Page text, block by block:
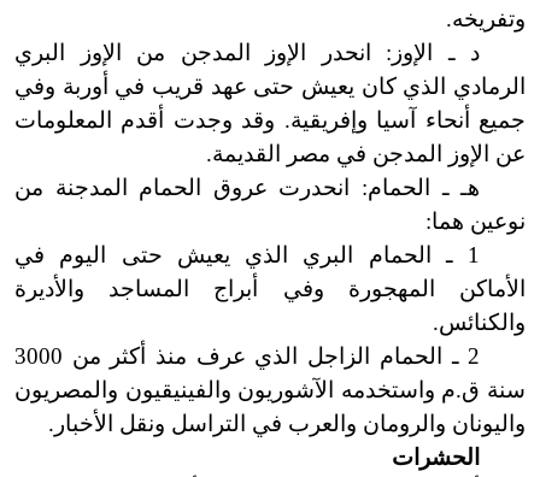
وتفريخه.
د ـ الإوز: انحدر الإوز المدجن من الإوز البري
الرمادي الذي كان يعيش حتى عهد قريب في أوربة وفي
جميع أنحاء آسيا وإفريقية. وقد وجدت أقدم المعلومات
عن الإوز المدجن في مصر القديمة.
هـ ـ الحمام: انحدرت عروق الحمام المدجنة من
نوعين هما:
1 ـ الحمام البري الذي يعيش حتى اليوم في
الأماكن المهجورة وفي أبراج المساجد والأديرة
والكنائس.
2 ـ الحمام الزاجل الذي عرف منذ أكثر من 3000
سنة ق.م واستخدمه الآشوريون والفينيقيون والمصريون
واليونان والرومان والعرب في التراسل ونقل الأخبار.
الحشرات